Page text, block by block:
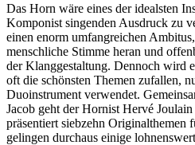
Das Horn wäre eines der idealsten
Komponist singenden Ausdruck zu
einen enorm umfangreichen
menschliche Stimme heran und
der Klanggestaltung. Dennoch wird
oft die schönsten Themen zufallen,
Duoinstrument verwendet.
Jacob geht der Hornist Hervé
präsentiert siebzehn Originalthemen
gelingen durchaus einige